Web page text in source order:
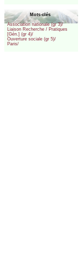
Mots-clés
Association nationale (gr 3)/
Liaison Recherche / Pratiques
[Gén.] (gr 4)/
Ouverture sociale (gr 5)/
Paris/